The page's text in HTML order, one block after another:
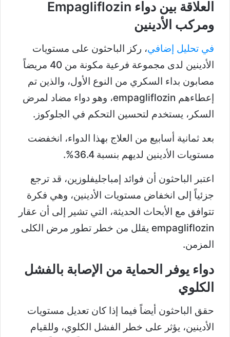
العلاقة بين دواء Empagliflozin
ومركب الأدينين
في تحليل إضافي، ركز الباحثون على مستويات
الأدينين لدى مجموعة فرعية مكونة من 40 مريضاً
مصابون بداء السكري من النوع الأول، والذين تم
إعطاءهم empagliflozin، وهو دواء مضاد لمرض
السكر، يستخدم لتحسين التحكم في الجلوكوز.
بعد ثمانية أسابيع من العلاج بهذا الدواء، انخفضت
مستويات الأدينين لديهم بنسبة 36.4%.
اعتبر الباحثون أن فوائد إمباجليفلوزين، قد ترجع
جزئياً إلى انخفاض مستويات الأدينين، وهي فكرة
تتوافق مع الأبحاث الحديثة، التي تشير إلى أن عقار
empagliflozin يقلل من خطر تطور مرض الكلى
المزمن.
دواء يوفر الحماية من الإصابة بالفشل
الكلوي
حقق الباحثون أيضاً فيما إذا كان تعديل مستويات
الأدينين، يؤثر على خطر الفشل الكلوي، وللقيام